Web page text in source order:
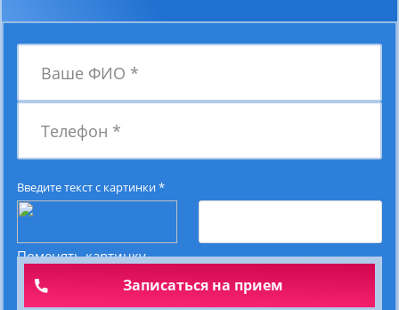
Ваше ФИО *
Телефон *
Введите текст с картинки*
Поменять картинку